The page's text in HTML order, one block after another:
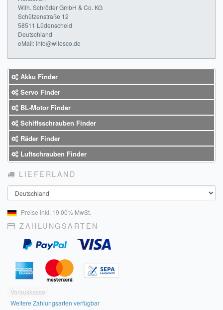
Wilh. Schröder GmbH & Co. KG
Schützenstraße 12
58511 Lüdenscheid
Deutschland
eMail: info@wilesco.de
Akku Finder
Servo Finder
BL-Motor Finder
Schiffsschrauben Finder
Räder Finder
Luftschrauben Finder
LIEFERLAND
Land
Preise inkl. 19.00% MwSt.
ZAHLUNGSARTEN
Vorauskasse
Weitere Zahlungsarten verfügbar